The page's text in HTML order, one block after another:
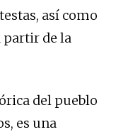
así como
partir de la
del pueblo
es una